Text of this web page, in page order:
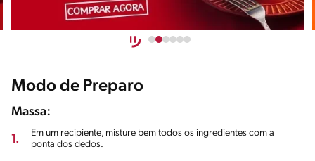
Modo de Preparo
Massa:
1.
Em um recipiente, misture bem todos os ingredientes com a
ponta dos dedos.